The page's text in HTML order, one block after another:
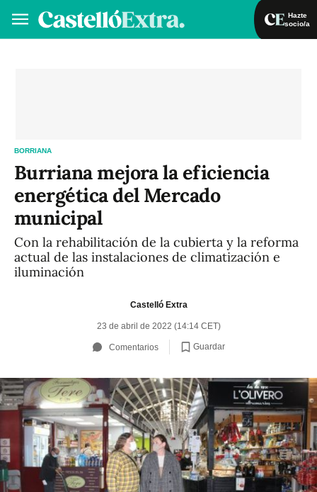
Hazte
socio/a
BORRIANA
Burriana mejora la eficiencia
energética del Mercado
municipal
Con la rehabilitación de la cubierta y la reforma
actual de las instalaciones de climatización e
iluminación
Castelló Extra
23 de abril de 2022 (14:14 CET)
Comentarios Guardar